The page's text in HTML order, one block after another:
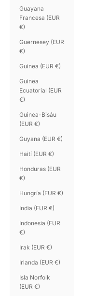
Guayana
Francesa (EUR
€)
Guernesey (EUR
€)
Guinea (EUR €)
Guinea
Ecuatorial (EUR
€)
Guinea-Bisáu
(EUR €)
Guyana (EUR €)
Haití (EUR €)
Honduras (EUR
€)
Hungría (EUR €)
India (EUR €)
Indonesia (EUR
€)
Irak (EUR €)
Irlanda (EUR €)
Isla Norfolk
(EUR €)